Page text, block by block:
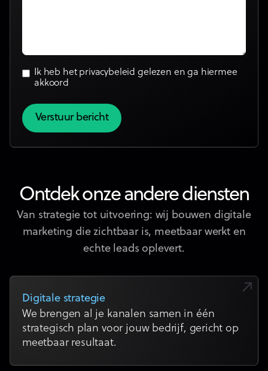
Ik heb het privacybeleid gelezen en ga hiermee
akkoord
Ontdek onze andere diensten
Van strategie tot uitvoering: wij bouwen digitale
marketing die zichtbaar is, meetbaar werkt en
echte leads oplevert.
Digitale strategie
We brengen al je kanalen samen in één
strategisch plan voor jouw bedrijf, gericht op
meetbaar resultaat.